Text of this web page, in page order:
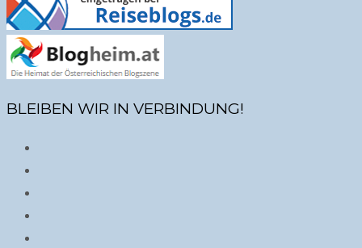
BLEIBEN WIR IN VERBINDUNG!